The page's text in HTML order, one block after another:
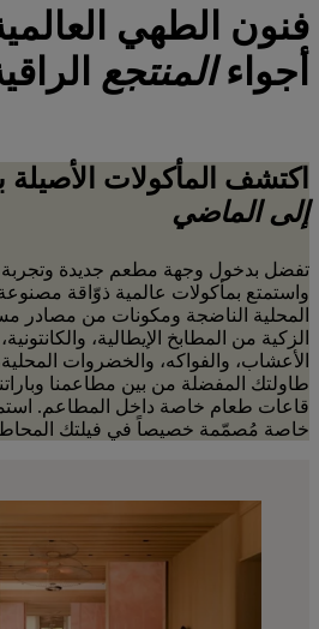
فنون الطهي
أجواء المنتجع
اكتشف المأكولات
إلى الماضي
تفضل بدخول وجهة مطعم جديدة
واستمتع بمأكولات عالمية ذوّاقة
المحلية الناضجة ومكونات من مصادر
الزكية من المطابخ الإيطالية،
الأعشاب، والفواكه، والخضروات
طاولتك المفضلة من بين مطاعمنا
قاعات طعام خاصة داخل المطاعم.
خاصة مُصمّمة خصيصاً في فيلتك